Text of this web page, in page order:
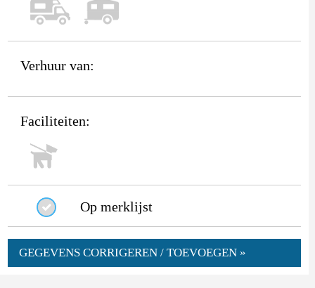
Verhuur van:
Faciliteiten:
Op merklijst
GEGEVENS CORRIGEREN / TOEVOEGEN »